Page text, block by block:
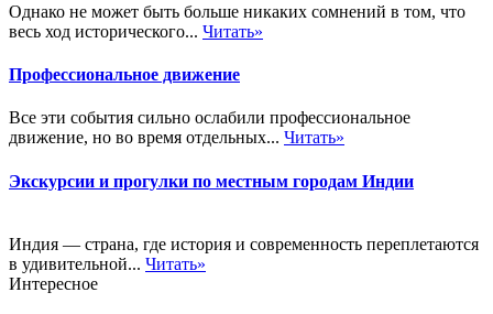
Однако не может быть больше никаких сомнений в том, что
весь ход исторического... Читать»
Профессиональное движение
Все эти события сильно ослабили профессиональное
движение, но во время отдельных... Читать»
Экскурсии и прогулки по местным городам Индии
Индия — страна, где история и современность переплетаются
в удивительной... Читать»
Интересное